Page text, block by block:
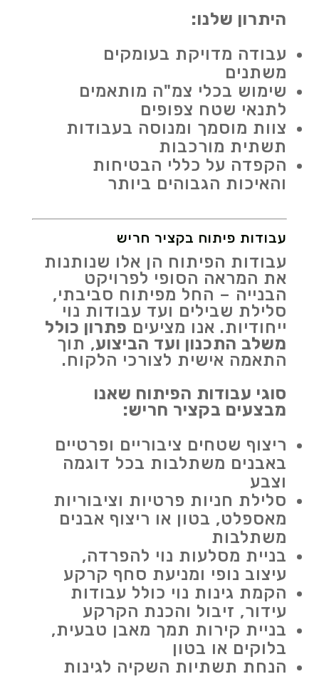
היתרון שלנו:
עבודה מדויקת בעומקים
משתנים
שימוש בכלי צמ"ה מותאמים
לתנאי שטח צפופים
צוות מוסמך ומנוסה בעבודות
תשתית מורכבות
הקפדה על כללי הבטיחות
והאיכות הגבוהים ביותר
עבודות פיתוח בקציר חריש
עבודות הפיתוח הן אלו שנותנות
את המראה הסופי לפרויקט
הבנייה – החל מפיתוח סביבתי,
סלילת שבילים ועד עבודות נוי
ייחודיות. אנו מציעים פתרון כולל
משלב התכנון ועד הביצוע, תוך
התאמה אישית לצורכי הלקוח.
סוגי עבודות הפיתוח שאנו
מבצעים בקציר חריש:
ריצוף שטחים ציבוריים ופרטיים
באבנים משתלבות בכל דוגמה
וצבע
סלילת חניות פרטיות וציבוריות
מאספלט, בטון או ריצוף אבנים
משתלבות
בניית מסלעות נוי להפרדה,
עיצוב נופי ומניעת סחף קרקע
הקמת גינות נוי כולל עבודות
עידור, זיבול והכנת הקרקע
בניית קירות תמך מאבן טבעית,
בלוקים או בטון
הנחת תשתיות השקיה לגינות